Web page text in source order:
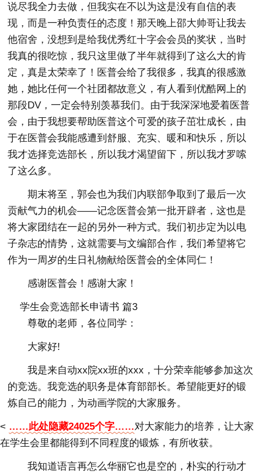
说尽我全力去做，但我实在不以为这是没有自信的表
现，而是一种负责任的态度！那天晚上邵大帅哥让我去
他宿舍，没想到是给我优秀红十字会会员的奖状，当时
我真的很吃惊，我只这里做了半年就得到了这么大的肯
定，真是太荣幸了！医普会给了我很多，我真的很感激
她，她比任何一个社团都故意义，有人看到优酷网上的
那段DV，一定会特别羡慕我们。由于我深深地爱着医普
会，由于我想要帮助医普这个可爱的孩子茁壮成长，由
于在医普会我能感遭到舒服、充实、暖和和快乐，所以
我才选择竞选部长，所以我才渴望留下，所以我才罗嗦
了这么多。
期末将至，郭会也为我们内联部争取到了最后一次
贡献气力的机会——记念医普会第一批开辟者，这也是
将大家团结在一起的另外一种方式。我们初步定为以电
子杂志的情势，这就需要与文编部合作，我们希望将它
作为一周岁的生日礼物献给医普会的全体同仁！
感谢医普会！感谢大家！
学生会竞选部长申请书 篇3
尊敬的老师，各位同学：
大家好!
我是来自动xx院xx班的xxx，十分荣幸能够参加这次
的竞选。我竞选的职务是体育部部长。希望能更好的锻
炼自己的能力，为动画学院的大家服务。
< ……此处隐藏24025个字……对大家能力的培养，让大家
在学生会里都能得到不同程度的锻炼，有所收获。
我知道语言再怎么华丽它也是空的，朴实的行动才